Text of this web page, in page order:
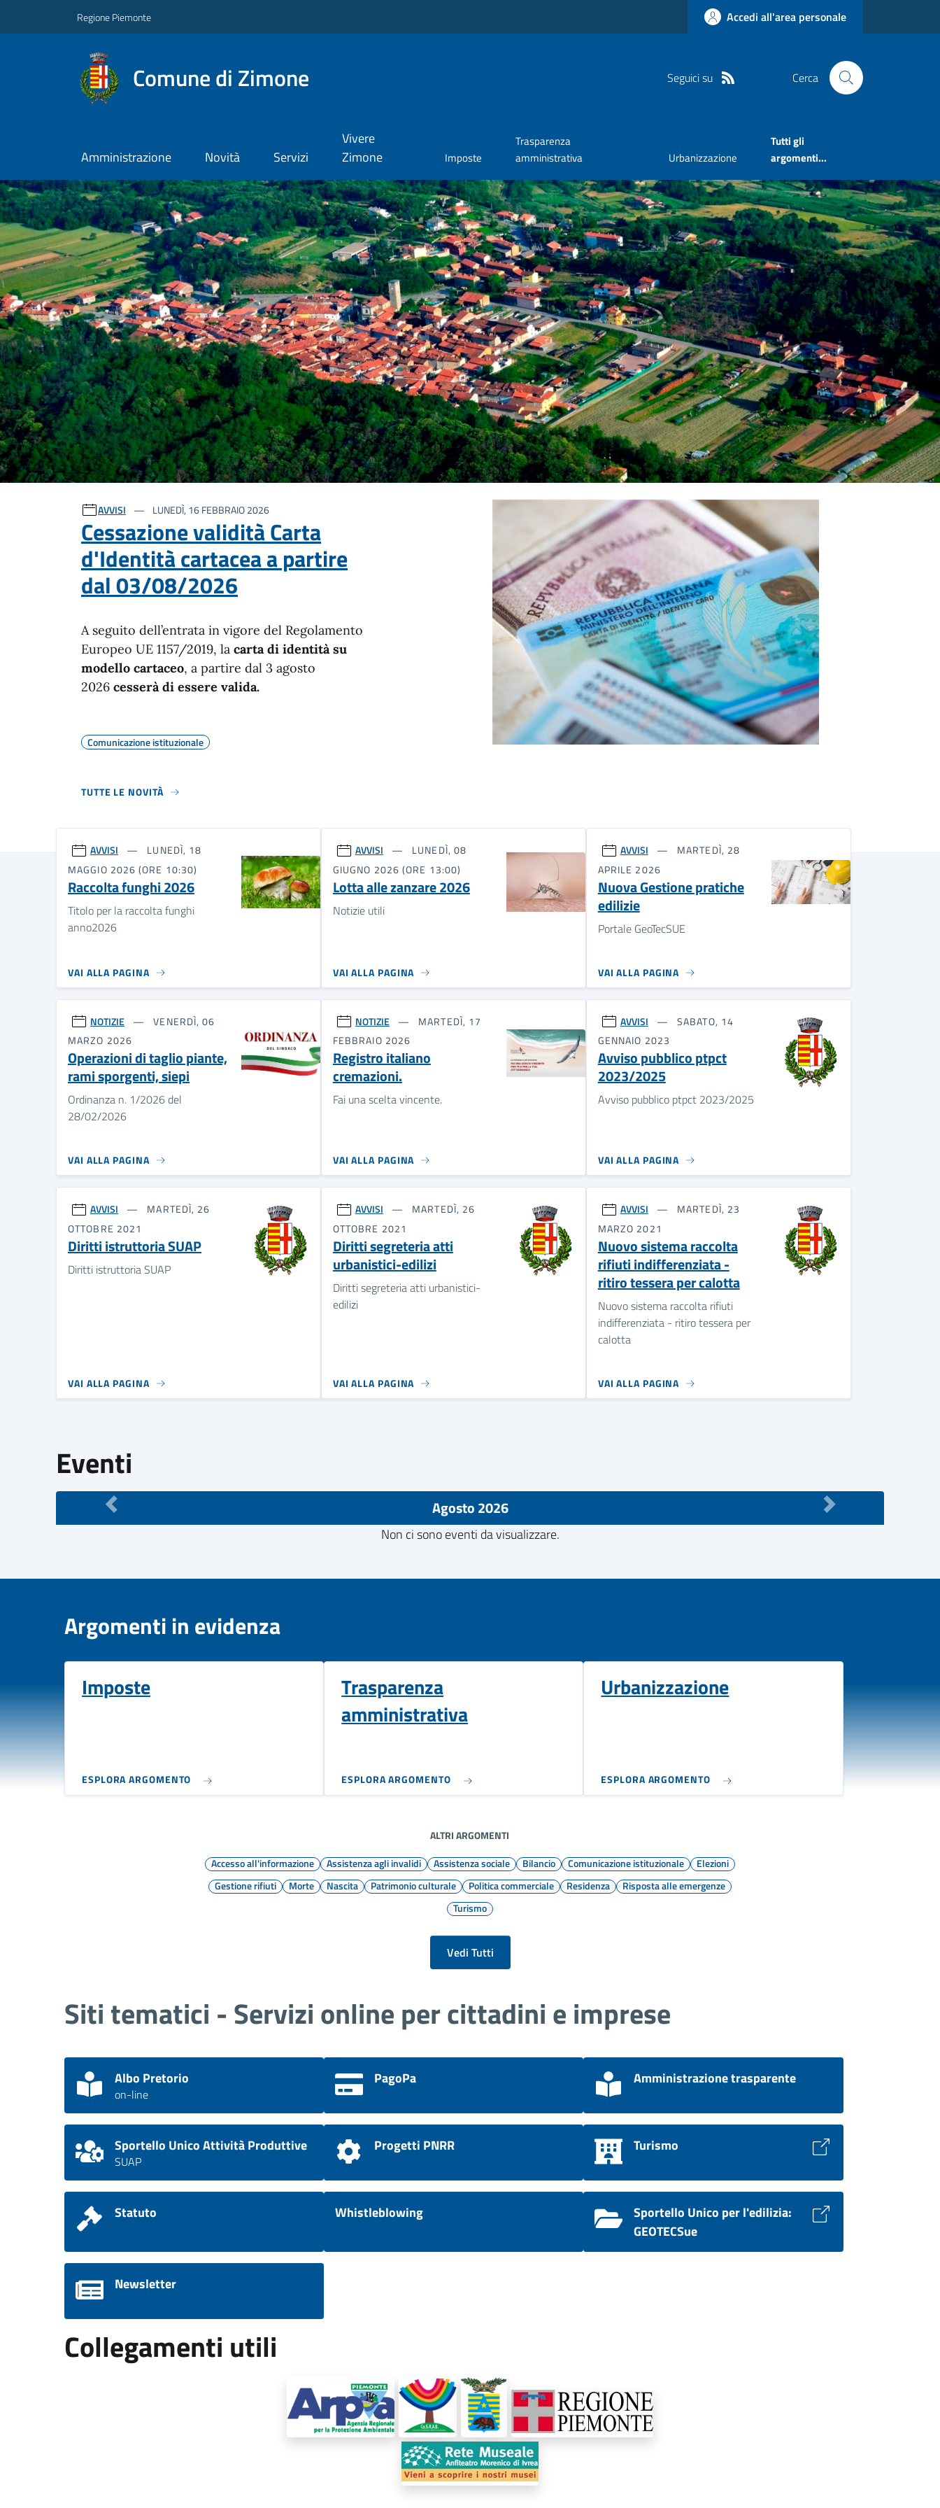
Regione Piemonte Accedi all'area personale
Comune di Zimone Seguici su Cerca
Amministrazione Novità Servizi
Vivere
Zimone
Imposte
Trasparenza
amministrativa
Urbanizzazione
Tutti gli
argomenti...
Ultime notizie
AVVISI LUNEDÌ, 16 FEBBRAIO 2026
Cessazione validità Carta
d'Identità cartacea a partire
dal 03/08/2026
A seguito dell’entrata in vigore del Regolamento
Europeo UE 1157/2019, la carta di identità su
modello cartaceo, a partire dal 3 agosto
2026 cesserà di essere valida.
Comunicazione istituzionale
TUTTE LE NOVITÀ
AVVISI
LUNEDÌ, 18
MAGGIO 2026 (ORE 10:30)
Raccolta funghi 2026
Titolo per la raccolta funghi
anno2026
VAI ALLA PAGINA
AVVISI
LUNEDÌ, 08
GIUGNO 2026 (ORE 13:00)
Lotta alle zanzare 2026
Notizie utili
VAI ALLA PAGINA
AVVISI
MARTEDÌ, 28
APRILE 2026
Nuova Gestione pratiche
edilizie
Portale GeoTecSUE
VAI ALLA PAGINA
NOTIZIE
VENERDÌ, 06
MARZO 2026
Operazioni di taglio piante,
rami sporgenti, siepi
Ordinanza n. 1/2026 del
28/02/2026
VAI ALLA PAGINA
NOTIZIE
MARTEDÌ, 17
FEBBRAIO 2026
Registro italiano
cremazioni.
Fai una scelta vincente.
VAI ALLA PAGINA
AVVISI
SABATO, 14
GENNAIO 2023
Avviso pubblico ptpct
2023/2025
Avviso pubblico ptpct 2023/2025
VAI ALLA PAGINA
AVVISI
MARTEDÌ, 26
OTTOBRE 2021
Diritti istruttoria SUAP
Diritti istruttoria SUAP
VAI ALLA PAGINA
AVVISI
MARTEDÌ, 26
OTTOBRE 2021
Diritti segreteria atti
urbanistici-edilizi
Diritti segreteria atti urbanistici-
edilizi
VAI ALLA PAGINA
AVVISI
MARTEDÌ, 23
MARZO 2021
Nuovo sistema raccolta
rifiuti indifferenziata -
ritiro tessera per calotta
Nuovo sistema raccolta rifiuti
indifferenziata - ritiro tessera per
calotta
VAI ALLA PAGINA
Eventi
Agosto 2026
Non ci sono eventi da visualizzare.
Argomenti in evidenza
Imposte
ESPLORA ARGOMENTO
Trasparenza
amministrativa
ESPLORA ARGOMENTO
Urbanizzazione
ESPLORA ARGOMENTO
ALTRI ARGOMENTI
Accesso all'informazione
Assistenza agli invalidi Assistenza sociale Bilancio Comunicazione istituzionale
Elezioni
Gestione rifiuti
Morte Nascita Patrimonio culturale Politica commerciale Residenza
Risposta alle emergenze
Turismo
Vedi Tutti
Siti tematici - Servizi online per cittadini e imprese
Albo Pretorio
on-line
PagoPa Amministrazione trasparente
Sportello Unico Attività Produttive
SUAP
Progetti PNRR Turismo
Statuto Whistleblowing
Sportello Unico per l'edilizia:
GEOTECSue
Newsletter
Collegamenti utili